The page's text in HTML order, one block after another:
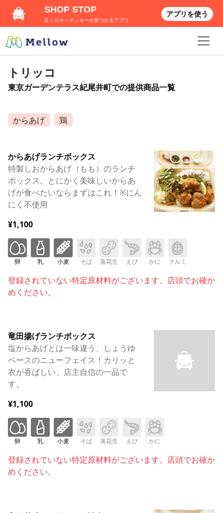
トリッコ
東京ガーデンテラス紀尾井町での提供商品一覧
からあげ 鶏
からあげランチボックス
特製しおからあげ（もも）のランチ
ボックス。とにかく美味しいからあ
げが食べたいならまずはこれ！※にん
にく不使用
¥1,100
卵 乳 小麦 そば 落花生 えび かに クルミ
登録されていない特定原材料がございます。店頭でお確か
めください。
竜田揚げランチボックス
塩からあげとは一味違う、しょうゆ
ベースのニューフェイス！カリッと
衣が香ばしい、店主自信の一品で
す。
¥1,100
卵 乳 小麦 そば 落花生 えび かに
登録されていない特定原材料がございます。店頭でお確か
めください。
SHOP STOP
近くのキッチンカーが見つかるアプリ
アプリを使う